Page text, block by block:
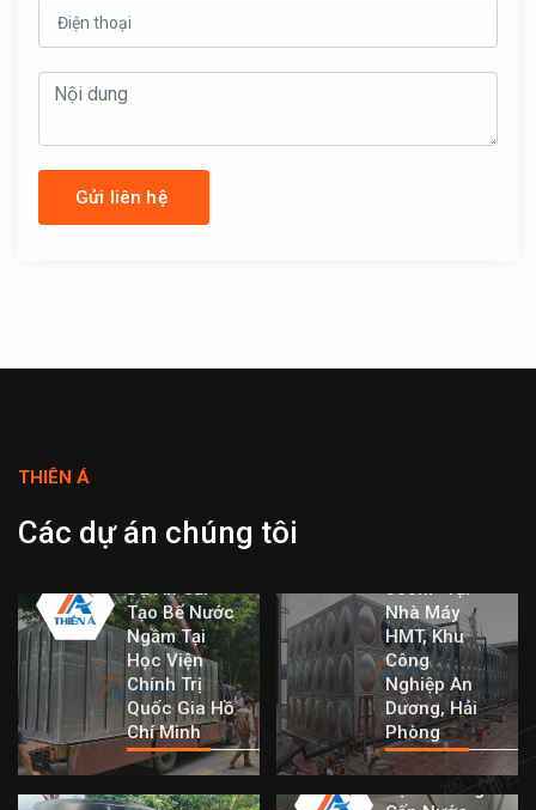
THIÊN Á
Các dự án chúng tôi
Dự Án Cải
Tạo Bể Nước
Ngầm Tại
Học Viện
Chính Trị
Quốc Gia Hồ
Chí Minh
360m³ Tại
Nhà Máy
HMT, Khu
Công
Nghiệp An
Dương, Hải
Phòng
Dự Án Cung